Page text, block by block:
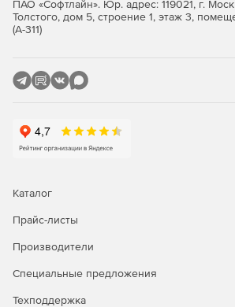
Многотомные архивы – полная
Поддерживает имена файлов из
Соответствие требованиям.
элементы управления
ПАО «Софтлайн». Юр. адрес: 119021, г.
Толстого, дом 5, строение 1, этаж 3,
(А-311)
Каталог
Прайс-листы
Производители
Специальные предложения
Техподдержка